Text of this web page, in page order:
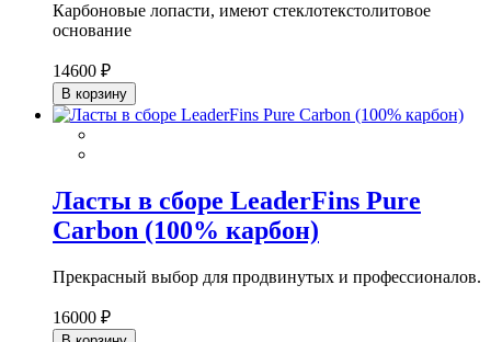
Карбоновые лопасти, имеют стеклотекстолитовое
основание
14600 ₽
В корзину
Ласты в сборе LeaderFins Pure
Carbon (100% карбон)
Прекрасный выбор для продвинутых и профессионалов.
16000 ₽